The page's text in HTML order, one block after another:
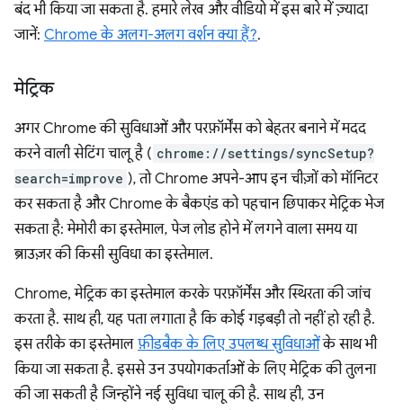
बंद भी किया जा सकता है. हमारे लेख और वीडियो में इस बारे में ज़्यादा
जानें: Chrome के अलग-अलग वर्शन क्या हैं?.
मेट्रिक
अगर Chrome की सुविधाओं और परफ़ॉर्मेंस को बेहतर बनाने में मदद
करने वाली सेटिंग चालू है ( chrome://settings/syncSetup?
search=improve ), तो Chrome अपने-आप इन चीज़ों को मॉनिटर
कर सकता है और Chrome के बैकएंड को पहचान छिपाकर मेट्रिक भेज
सकता है: मेमोरी का इस्तेमाल, पेज लोड होने में लगने वाला समय या
ब्राउज़र की किसी सुविधा का इस्तेमाल.
Chrome, मेट्रिक का इस्तेमाल करके परफ़ॉर्मेंस और स्थिरता की जांच
करता है. साथ ही, यह पता लगाता है कि कोई गड़बड़ी तो नहीं हो रही है.
इस तरीके का इस्तेमाल फ़ीडबैक के लिए उपलब्ध सुविधाओंके साथ भी
किया जा सकता है. इससे उन उपयोगकर्ताओं के लिए मेट्रिक की तुलना
की जा सकती है जिन्होंने नई सुविधा चालू की है. साथ ही, उन